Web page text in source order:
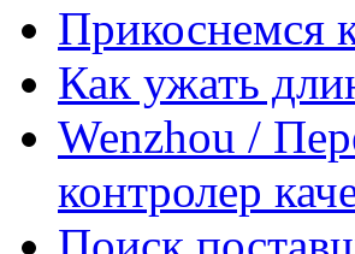
Прикоснемся
Как ужать
Wenzhou /
контролер